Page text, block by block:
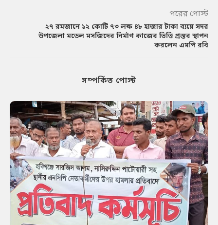
পরের পোস্ট
২৭ রমজানে ১২ কোটি ৭৩ লক্ষ ৪৮ হাজার টাকা ব্যয়ে সদর
উপজেলা মডেল মসজিদের নির্মাণ কাজের ভিত্তি প্রস্তর স্থাপন
করলেন এমপি রবি
সম্পর্কিত পোস্ট